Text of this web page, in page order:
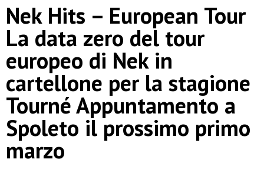
Nek Hits – European Tour
La data zero del tour
europeo di Nek in
cartellone per la stagione
Tourné Appuntamento a
Spoleto il prossimo primo
marzo